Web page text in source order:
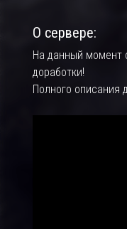
О сервере:
На данный момент
доработки!
Полного